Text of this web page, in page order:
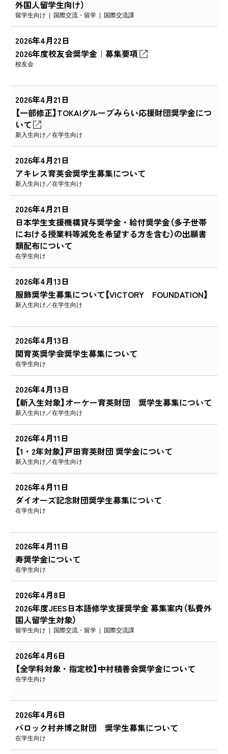
外国人留学生向け）
留学生向け 国際交流・留学 国際交流課
2026年4月22日
2026年度校友会奨学金｜募集要項
校友会
2026年4月21日
【一部修正】TOKAIグループみらい応援財団奨学金につ
いて
新入生向け 在学生向け
2026年4月21日
アキレス育英会奨学生募集について
新入生向け 在学生向け
2026年4月21日
日本学生支援機構貸与奨学金・給付奨学金（多子世帯
における授業料等減免を希望する方を含む）の出願書
類配布について
在学生向け
2026年4月13日
服飾奨学生募集について【VICTORY FOUNDATION】
新入生向け 在学生向け
2026年4月13日
関育英奨学会奨学生募集について
在学生向け
2026年4月13日
【新入生対象】オーケー育英財団 奨学生募集について
新入生向け 在学生向け
2026年4月11日
【1・2年対象】戸田育英財団 奨学金について
新入生向け 在学生向け
2026年4月11日
ダイオーズ記念財団奨学生募集について
在学生向け
2026年4月11日
寿奨学金について
在学生向け
2026年4月8日
2026年度JEES日本語修学支援奨学金 募集案内（私費外
国人留学生対象）
留学生向け 国際交流・留学 国際交流課
2026年4月6日
【全学科対象・指定校】中村積善会奨学金について
在学生向け
2026年4月6日
バロック村井博之財団 奨学生募集について
在学生向け